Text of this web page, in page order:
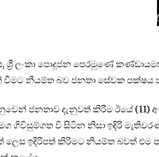
ශ්‍රී ලංකා පොදුජන පෙරමුණේ
වීමට නියම්ත බව ජනතා සේවක පක්ෂය
ජනතාව දැනුවත් කිරීම ඊයේ (11)
ගිවිසුම්ගත වී සිටින නිසා ඉදිරි
ඉදිරිපත් කිරිමට නියම්ත බවත් එම